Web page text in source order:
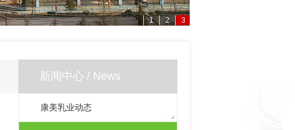
1 2 3
新闻中心 / News
康美乳业动态